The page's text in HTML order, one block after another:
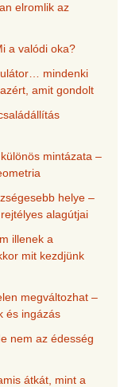
elromlik az
a valódi oka?
mindenki
amit gondolt
mintázata –
helye –
alagútjai
illenek a
mit kezdjünk
megváltozhat –
és ingázás
nem az édesség
átkát, mint a